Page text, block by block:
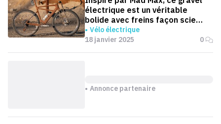
électrique est un véritable
bolide avec freins façon scie
circulaire
Vélo électrique
18 janvier 2025
0
Annonce partenaire